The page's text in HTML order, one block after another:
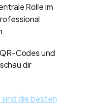
Rolle im
Codes und
dir
sind die besten